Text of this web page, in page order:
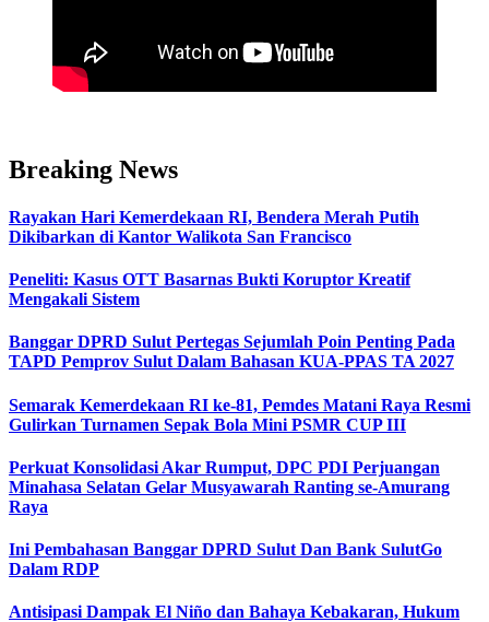
Breaking News
Rayakan Hari Kemerdekaan RI, Bendera Merah Putih
Dikibarkan di Kantor Walikota San Francisco
Peneliti: Kasus OTT Basarnas Bukti Koruptor Kreatif
Mengakali Sistem
Banggar DPRD Sulut Pertegas Sejumlah Poin Penting Pada
TAPD Pemprov Sulut Dalam Bahasan KUA-PPAS TA 2027
Semarak Kemerdekaan RI ke-81, Pemdes Matani Raya Resmi
Gulirkan Turnamen Sepak Bola Mini PSMR CUP III
Perkuat Konsolidasi Akar Rumput, DPC PDI Perjuangan
Minahasa Selatan Gelar Musyawarah Ranting se-Amurang
Raya
Ini Pembahasan Banggar DPRD Sulut Dan Bank SulutGo
Dalam RDP
Antisipasi Dampak El Niño dan Bahaya Kebakaran, Hukum